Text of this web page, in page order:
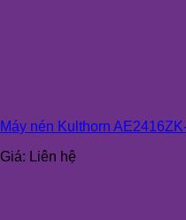
Máy nén Kulthorn
Giá: Liên hệ